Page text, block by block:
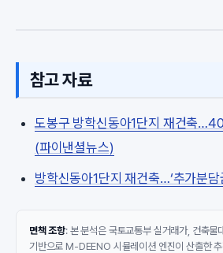
참고 자료
도봉구 방학신동아1단지 재건축
(파이낸셜뉴스)
방학신동아1단지 재건축…‘추가분
면책 조항: 본 분석은 국토교통부 실거래가, 건축물
기반으로 M-DEENO 시뮬레이션 엔진이 산출한